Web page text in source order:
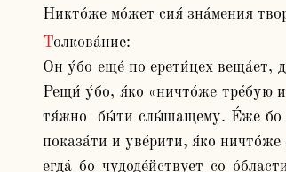
Никто́же мо́жет сия́ зна́мения
Толкова́ние:
Он у́бо еще́ по ерети́цех веща́ет,
Рещи́ у́бо, я́ко «ничто́же тре́бую
тя́жно  бы́ти слы́шащему. Е́же бо
показа́ти и уве́рити, я́ко ничто́же
егда́ бо чудоде́йствует со